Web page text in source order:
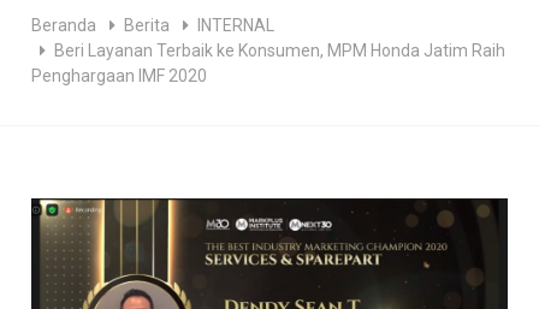
Beranda Berita
INTERNAL
Beri Layanan Terbaik ke Konsumen, MPM Honda Jatim Raih
Penghargaan IMF 2020